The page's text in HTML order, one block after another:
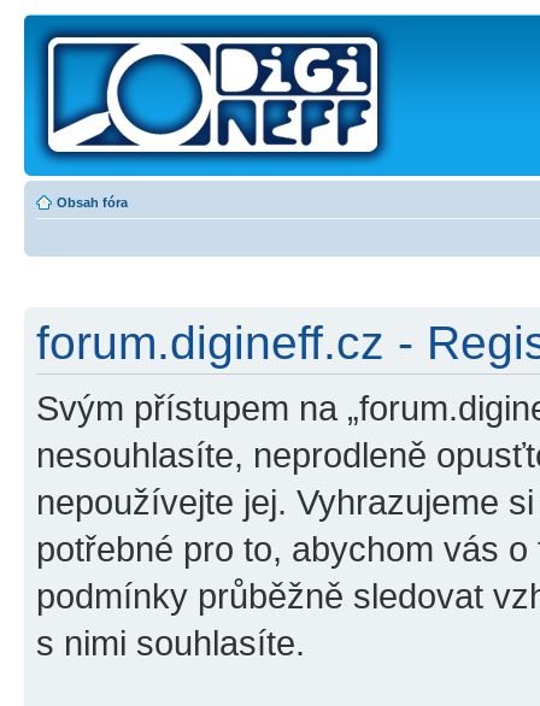
Obsah fóra
forum.digineff.cz -
Svým přístupem na
nesouhlasíte, neprodleně
nepoužívejte jej. Vyhrazujeme
potřebné pro to, abychom vás
podmínky průběžně sledovat
s nimi souhlasíte.